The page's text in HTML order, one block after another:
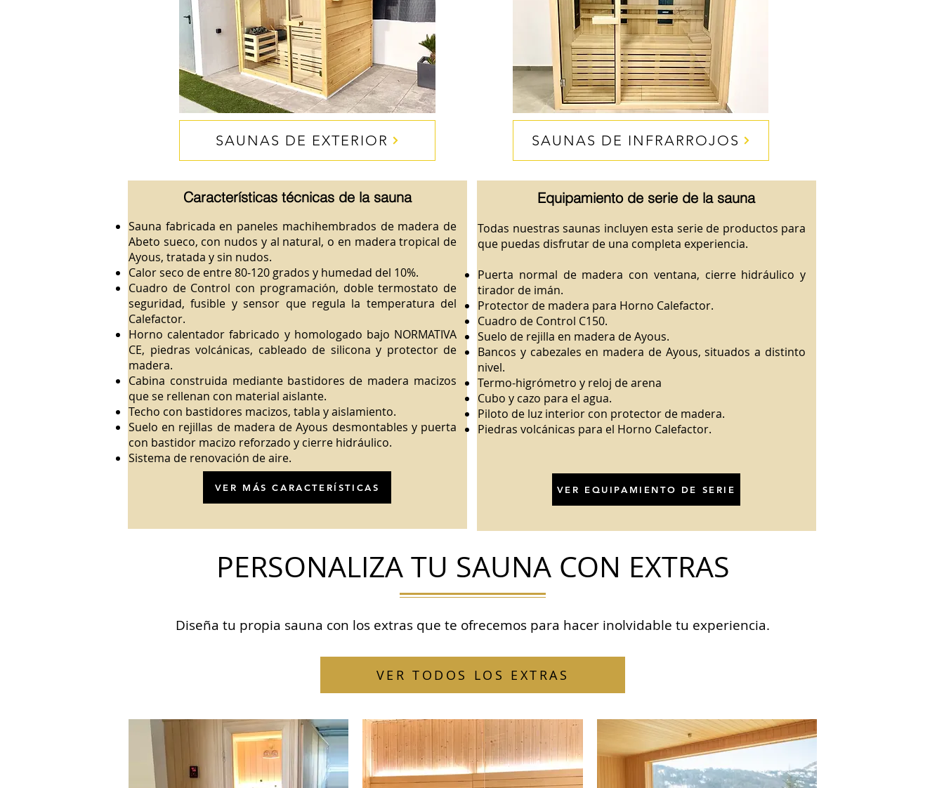
SAUNAS DE EXTERIOR SAUNAS DE INFRARROJOS
Características técnicas de la sauna
Sauna fabricada en paneles machihembrados de madera de
Abeto sueco, con nudos y al natural, o en madera tropical de
Ayous, tratada y sin nudos.
Calor seco de entre 80-120 grados y humedad del 10%.
Cuadro de Control con programación, doble termostato de
seguridad, fusible y sensor que regula la temperatura del
Calefactor.
Horno calentador fabricado y homologado bajo NORMATIVA
CE, piedras volcánicas, cableado de silicona y protector de
madera.
Cabina construida mediante bastidores de madera macizos
que se rellenan con material aislante.
Techo con bastidores macizos, tabla y aislamiento.
Suelo en rejillas de madera de Ayous desmontables y puerta
con bastidor macizo reforzado y cierre hidráulico.
Sistema de renovación de aire.
VER MÁS CARACTERÍSTICAS
Equipamiento de serie de la sauna
Todas nuestras saunas incluyen esta serie de productos para
que puedas disfrutar de una completa experiencia.
Puerta normal de madera con ventana, cierre hidráulico y
tirador de imán.
Protector de madera para Horno Calefactor.
Cuadro de Control C150.
Suelo de rejilla en madera de Ayous.
Bancos y cabezales en madera de Ayous, situados a distinto
nivel.
Termo-higrómetro y reloj de arena
Cubo y cazo para el agua.
Piloto de luz interior con protector de madera.
Piedras volcánicas para el Horno Calefactor.
VER EQUIPAMIENTO DE SERIE
PERSONALIZA TU SAUNA CON EXTRAS
Diseña tu propia sauna con los extras que te ofrecemos para hacer inolvidable tu experiencia.
VER TODOS LOS EXTRAS